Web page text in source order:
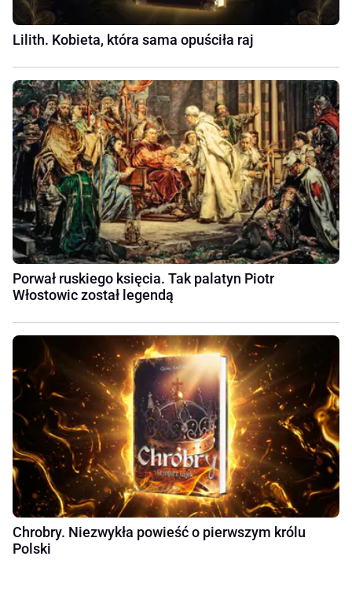
Lilith. Kobieta, która sama opuściła raj
Porwał ruskiego księcia. Tak palatyn Piotr
Włostowic został legendą
Chrobry. Niezwykła powieść o pierwszym królu
Polski